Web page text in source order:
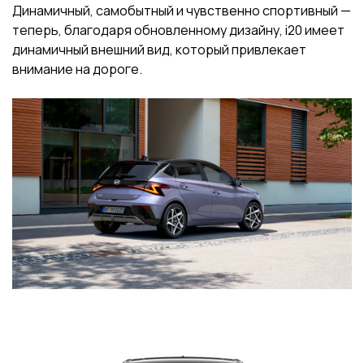
Динамичный, самобытный и чувственно спортивный —
теперь, благодаря обновленному дизайну, i20 имеет
динамичный внешний вид, который привлекает
внимание на дороге.